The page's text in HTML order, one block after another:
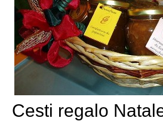
Cesti regalo